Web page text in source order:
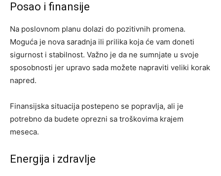
Posao i finansije
Na poslovnom planu dolazi do pozitivnih promena.
Moguća je nova saradnja ili prilika koja će vam doneti
sigurnost i stabilnost. Važno je da ne sumnjate u svoje
sposobnosti jer upravo sada možete napraviti veliki korak
napred.
Finansijska situacija postepeno se popravlja, ali je
potrebno da budete oprezni sa troškovima krajem
meseca.
Energija i zdravlje